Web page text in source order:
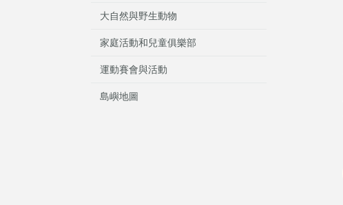
大自然與野生動物
家庭活動和兒童俱樂部
運動賽會與活動
島嶼地圖